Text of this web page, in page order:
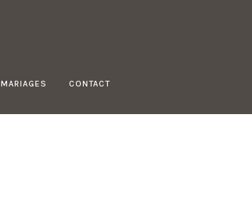
MARIAGES CONTACT